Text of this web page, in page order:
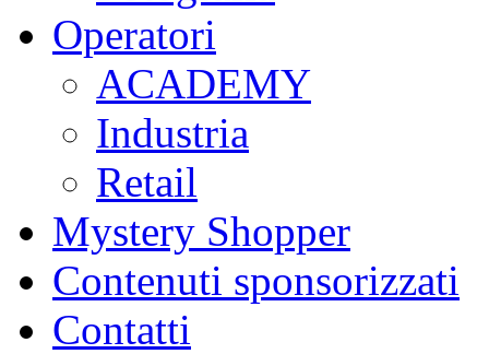
Operatori
ACADEMY
Industria
Retail
Mystery Shopper
Contenuti sponsorizzati
Contatti